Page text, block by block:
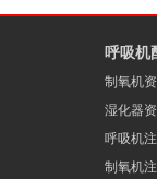
呼吸机
制氧机
湿化器
呼吸机
制氧机